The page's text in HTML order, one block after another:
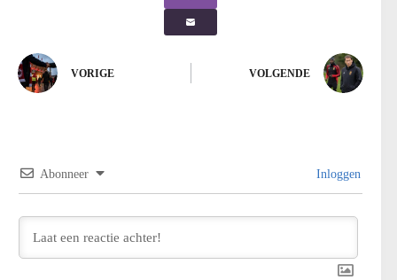
VORIGE VOLGENDE
Abonneer Inloggen